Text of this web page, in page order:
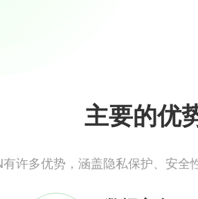
主要的优
许多优势，涵盖隐私保护、安全